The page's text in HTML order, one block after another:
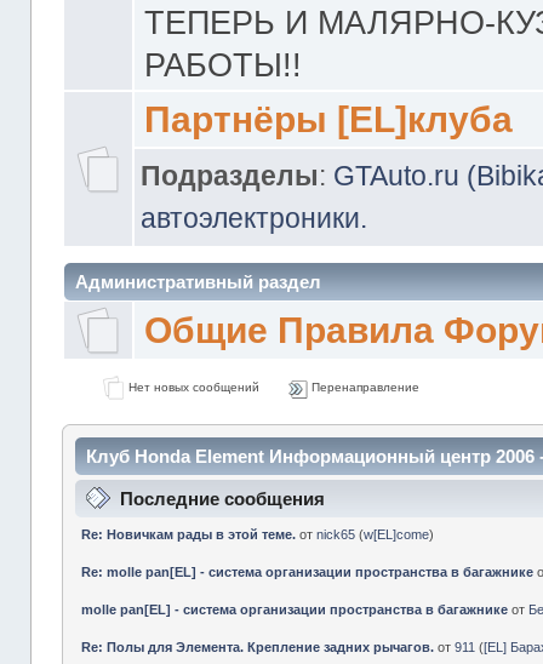
ТЕПЕРЬ И МАЛЯРНО-
РАБОТЫ!!
Партнёры [EL]клуба
Подразделы: GTAuto.ru
автоэлектроники.
Административный раздел
Общие Правила
Нет новых сообщений Перенаправление
Клуб Honda Element Информационный центр
Последние сообщения
Re: Новичкам рады в этой теме. отnick65 (w[EL]come)
Re: molle pan[EL] - система организации пространства в багажнике
molle pan[EL] - система организации пространства в багажнике от
Re: Полы для Элемента. Крепление задних рычагов. от911 ([EL]